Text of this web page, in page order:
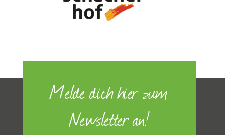
Melde dich hier zum
Newsletter an!